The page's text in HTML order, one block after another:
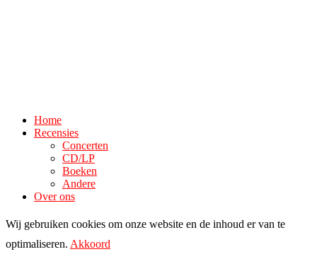
Home
Recensies
Concerten
CD/LP
Boeken
Andere
Over ons
Wij gebruiken cookies om onze website en de inhoud er van te
optimaliseren. Akkoord